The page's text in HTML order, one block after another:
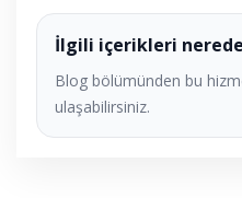
İlgili içerikleri
Blog bölümünden bu
ulaşabilirsiniz.